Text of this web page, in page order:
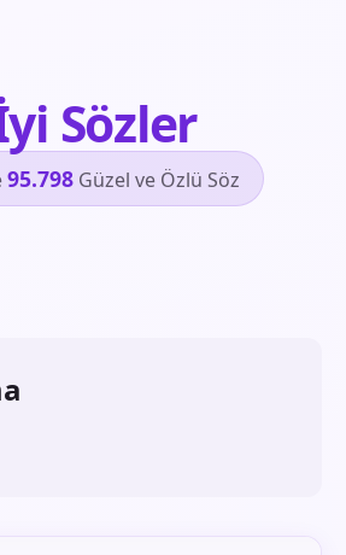
Sözler
95.798Güzel ve Özlü Söz